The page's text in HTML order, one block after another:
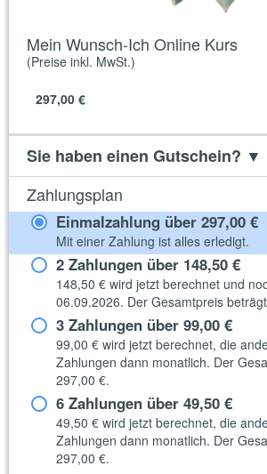
Mein Wunsch-Ich Online Kurs
(Preise inkl. MwSt.)
297,00 €
Sie haben einen Gutschein? ▼
Zahlungsplan
Einmalzahlung über 297,00 €
Mit einer Zahlung ist alles erledigt.
2 Zahlungen über 148,50 €
148,50 € wird jetzt berechnet und
06.09.2026. Der Gesamtpreis beträgt
3 Zahlungen über 99,00 €
99,00 € wird jetzt berechnet, die
Zahlungen dann monatlich. Der
297,00 €.
6 Zahlungen über 49,50 €
49,50 € wird jetzt berechnet, die
Zahlungen dann monatlich. Der
297,00 €.